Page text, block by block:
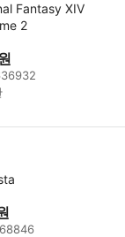
Fantasy XIV
2